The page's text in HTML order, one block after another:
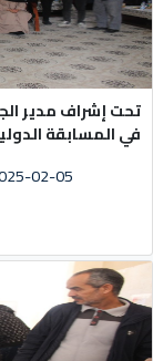
تحت إشراف مدير
في المسابقة
02-05